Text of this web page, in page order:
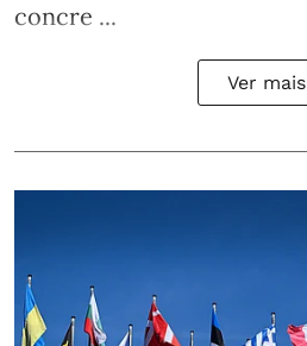
concre ...
Ver mais